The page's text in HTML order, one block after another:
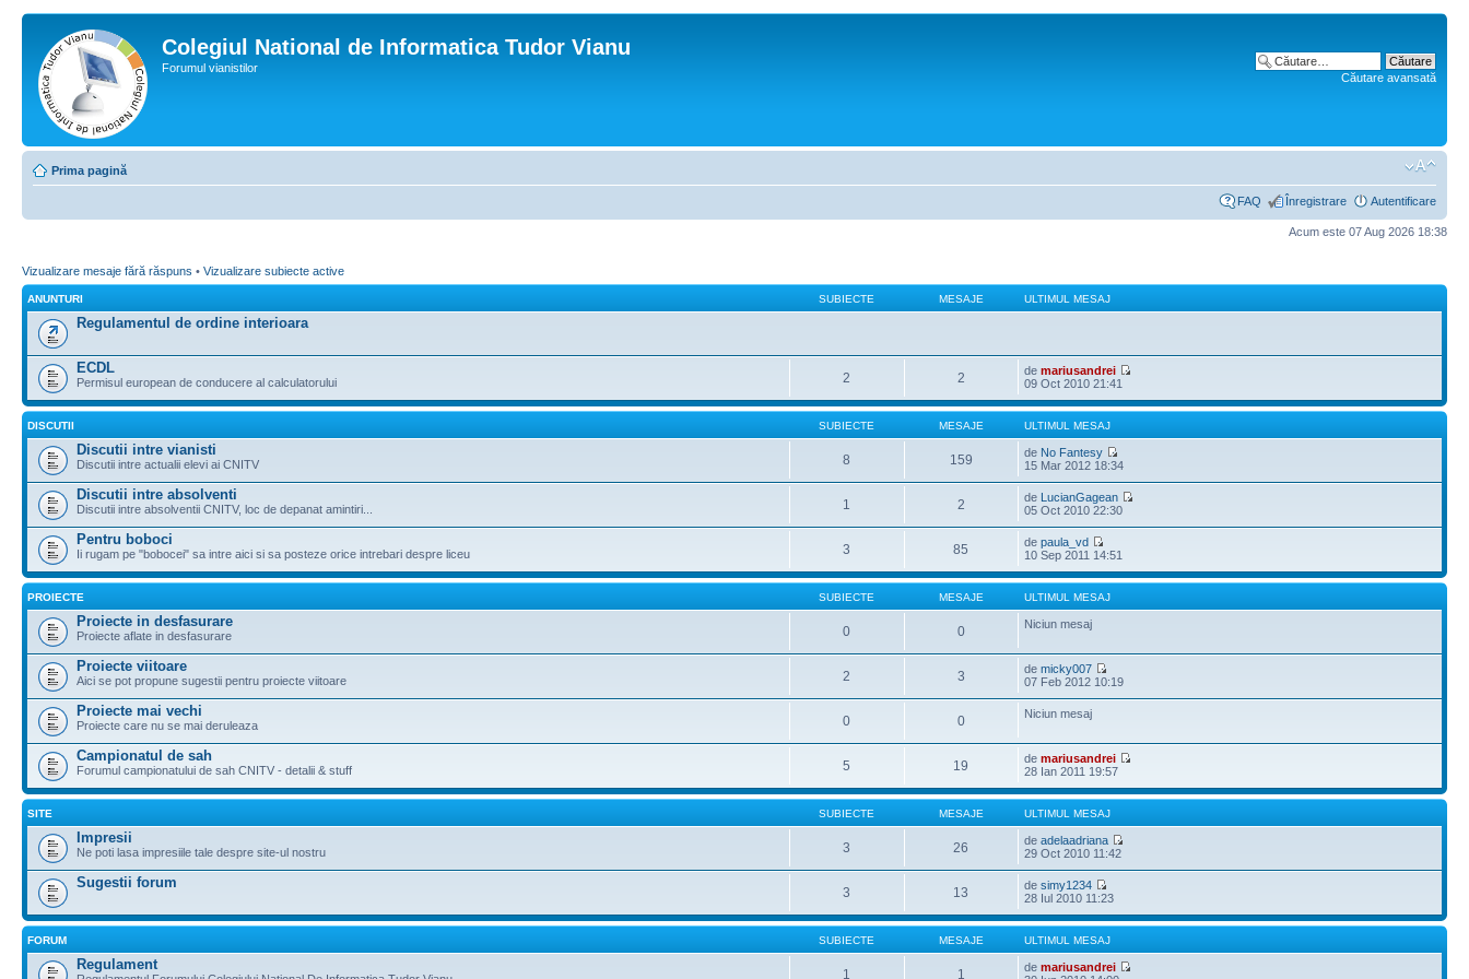
Colegiul National de Informatica Tudor Vianu
Forumul vianistilor
Căutare avansată
Prima pagină
FAQ Înregistrare Autentificare
Acum este 07 Aug 2026 18:38
Vizualizare mesaje fără răspuns • Vizualizare subiecte active
ANUNTURI SUBIECTE MESAJE ULTIMUL MESAJ
Regulamentul de ordine interioara
ECDL
Permisul european de conducere al calculatorului 2 2 demariusandrei
09 Oct 2010 21:41
DISCUTII SUBIECTE MESAJE ULTIMUL MESAJ
Discutii intre vianisti
Discutii intre actualii elevi ai CNITV 8 159 de No Fantesy
15 Mar 2012 18:34
Discutii intre absolventi
Discutii intre absolventii CNITV, loc de depanat amintiri... 1 2 de LucianGagean
05 Oct 2010 22:30
Pentru boboci
Ii rugam pe "bobocei" sa intre aici si sa posteze orice intrebari despre liceu 3 85 depaula_vd
10 Sep 2011 14:51
PROIECTE SUBIECTE MESAJE ULTIMUL MESAJ
Proiecte in desfasurare
Proiecte aflate in desfasurare 0 0 Niciun mesaj
Proiecte viitoare
Aici se pot propune sugestii pentru proiecte viitoare 2 3 demicky007
07 Feb 2012 10:19
Proiecte mai vechi
Proiecte care nu se mai deruleaza 0 0 Niciun mesaj
Campionatul de sah
Forumul campionatului de sah CNITV - detalii & stuff 5 19 demariusandrei
28 Ian 2011 19:57
SITE SUBIECTE MESAJE ULTIMUL MESAJ
Impresii
Ne poti lasa impresiile tale despre site-ul nostru 3 26 deadelaadriana
29 Oct 2010 11:42
Sugestii forum
3 13 desimy1234
28 Iul 2010 11:23
FORUM SUBIECTE MESAJE ULTIMUL MESAJ
Regulament
1 1 demariusandrei